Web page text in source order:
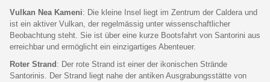
Vulkan Nea Kameni: Die kleine Insel liegt im Zentrum der Caldera und
ist ein aktiver Vulkan, der regelmässig unter wissenschaftlicher
Beobachtung steht. Sie ist über eine kurze Bootsfahrt von Santorini aus
erreichbar und ermöglicht ein einzigartiges Abenteuer.
Roter Strand : Der rote Strand ist einer der ikonischen Strände
Santorinis. Der Strand liegt nahe der antiken Ausgrabungsstätte von